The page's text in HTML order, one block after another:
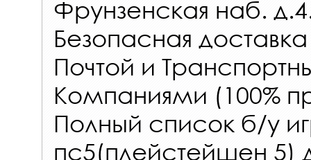
Фрунзенская наб.
Безопасная
Почтой и
Компаниями (100%
Полный список б/у
пс5(плейстейшен 5)